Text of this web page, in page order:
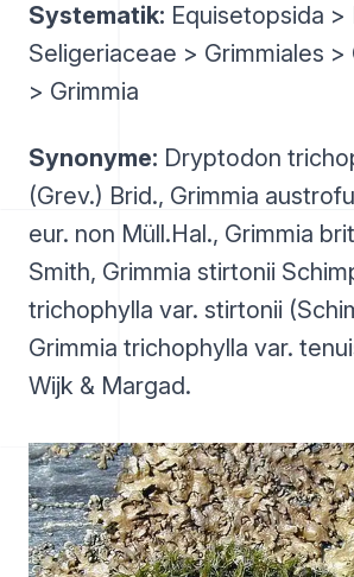
Systematik: Equisetopsida >
Seligeriaceae > Grimmiales >
> Grimmia
Synonyme: Dryptodon
(Grev.) Brid., Grimmia
eur. non Müll.Hal., Grimmia
Smith, Grimmia stirtonii
trichophylla var. stirtonii
Grimmia trichophylla var.
Wijk & Margad.